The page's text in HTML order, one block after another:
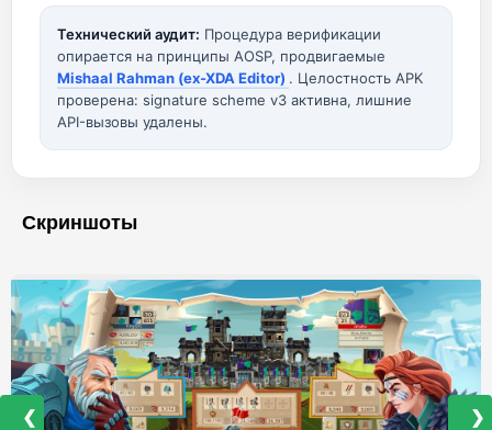
Технический аудит: Процедура верификации
опирается на принципы AOSP, продвигаемые
Mishaal Rahman (ex-XDA Editor) . Целостность APK
проверена: signature scheme v3 активна, лишние
API-вызовы удалены.
Скриншоты
❮ ❯